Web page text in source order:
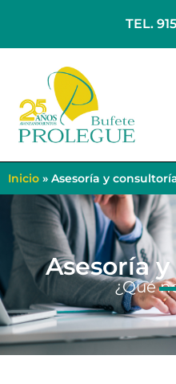
TEL.
Inicio » Asesoría y
Asesoría
¿Qué